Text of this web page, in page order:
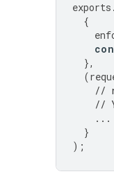
exports .
{
},
(
//
//
...
}
);